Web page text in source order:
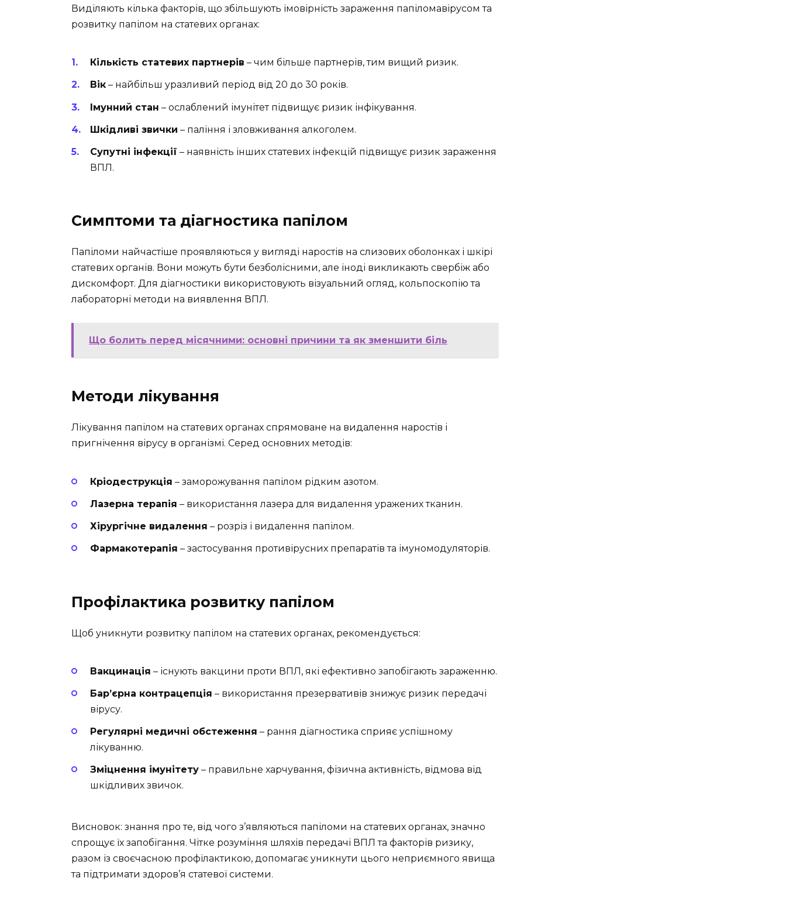
Виділяють кілька факторів, що збільшують імовірність зараження папіломавірусом та
розвитку папілом на статевих органах:
Кількість статевих партнерів – чим більше партнерів, тим вищий ризик.
Вік – найбільш уразливий період від 20 до 30 років.
Імунний стан – ослаблений імунітет підвищує ризик інфікування.
Шкідливі звички – паління і зловживання алкоголем.
Супутні інфекції – наявність інших статевих інфекцій підвищує ризик зараження
ВПЛ.
Симптоми та діагностика папілом
Папіломи найчастіше проявляються у вигляді наростів на слизових оболонках і шкірі
статевих органів. Вони можуть бути безболісними, але іноді викликають свербіж або
дискомфорт. Для діагностики використовують візуальний огляд, кольпоскопію та
лабораторні методи на виявлення ВПЛ.
Що болить перед місячними: основні причини та як зменшити біль
Методи лікування
Лікування папілом на статевих органах спрямоване на видалення наростів і
пригнічення вірусу в організмі. Серед основних методів:
Кріодеструкція – заморожування папілом рідким азотом.
Лазерна терапія – використання лазера для видалення уражених тканин.
Хірургічне видалення – розріз і видалення папілом.
Фармакотерапія – застосування противірусних препаратів та імуномодуляторів.
Профілактика розвитку папілом
Щоб уникнути розвитку папілом на статевих органах, рекомендується:
Вакцинація – існують вакцини проти ВПЛ, які ефективно запобігають зараженню.
Бар’єрна контрацепція – використання презервативів знижує ризик передачі
вірусу.
Регулярні медичні обстеження – рання діагностика сприяє успішному
лікуванню.
Зміцнення імунітету – правильне харчування, фізична активність, відмова від
шкідливих звичок.
Висновок: знання про те, від чого з’являються папіломи на статевих органах, значно
спрощує їх запобігання. Чітке розуміння шляхів передачі ВПЛ та факторів ризику,
разом із своєчасною профілактикою, допомагає уникнути цього неприємного явища
та підтримати здоров’я статевої системи.